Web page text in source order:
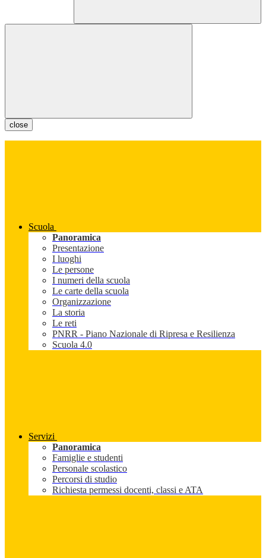
close
Scuola
Panoramica
Presentazione
I luoghi
Le persone
I numeri della scuola
Le carte della scuola
Organizzazione
La storia
Le reti
PNRR - Piano Nazionale di Ripresa e Resilienza
Scuola 4.0
Servizi
Panoramica
Famiglie e studenti
Personale scolastico
Percorsi di studio
Richiesta permessi docenti, classi e ATA